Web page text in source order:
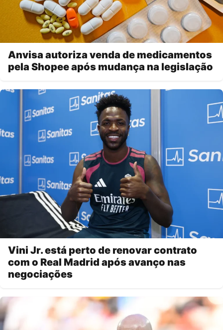
Anvisa autoriza venda de medicamentos
pela Shopee após mudança na legislação
Vini Jr. está perto de renovar contrato
com o Real Madrid após avanço nas
negociações